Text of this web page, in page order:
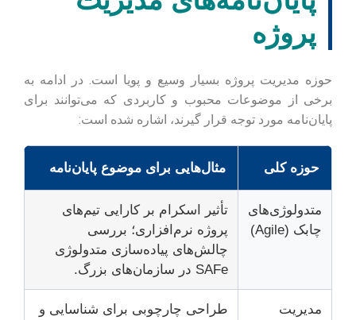
پروژه
حوزه مدیریت پروژه بسیار وسیع و پویا است. در ادامه به
برخی از موضوعات محبوب و کاربردی که می‌توانند برای
پایان‌نامه مورد توجه قرار گیرند، اشاره شده است:
حوزه کلی مثال‌هایی برای موضوع پایان‌نامه
متدولوژی‌های
چابک (Agile)
تأثیر اسکرام بر کارایی تیم‌های
پروژه نرم‌افزاری؛ بررسی
چالش‌های پیاده‌سازی متدولوژی
SAFe در سازمان‌های بزرگ.
مدیریت
طراحی چارچوبی برای شناسایی و